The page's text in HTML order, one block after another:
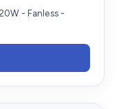
- Fanless -